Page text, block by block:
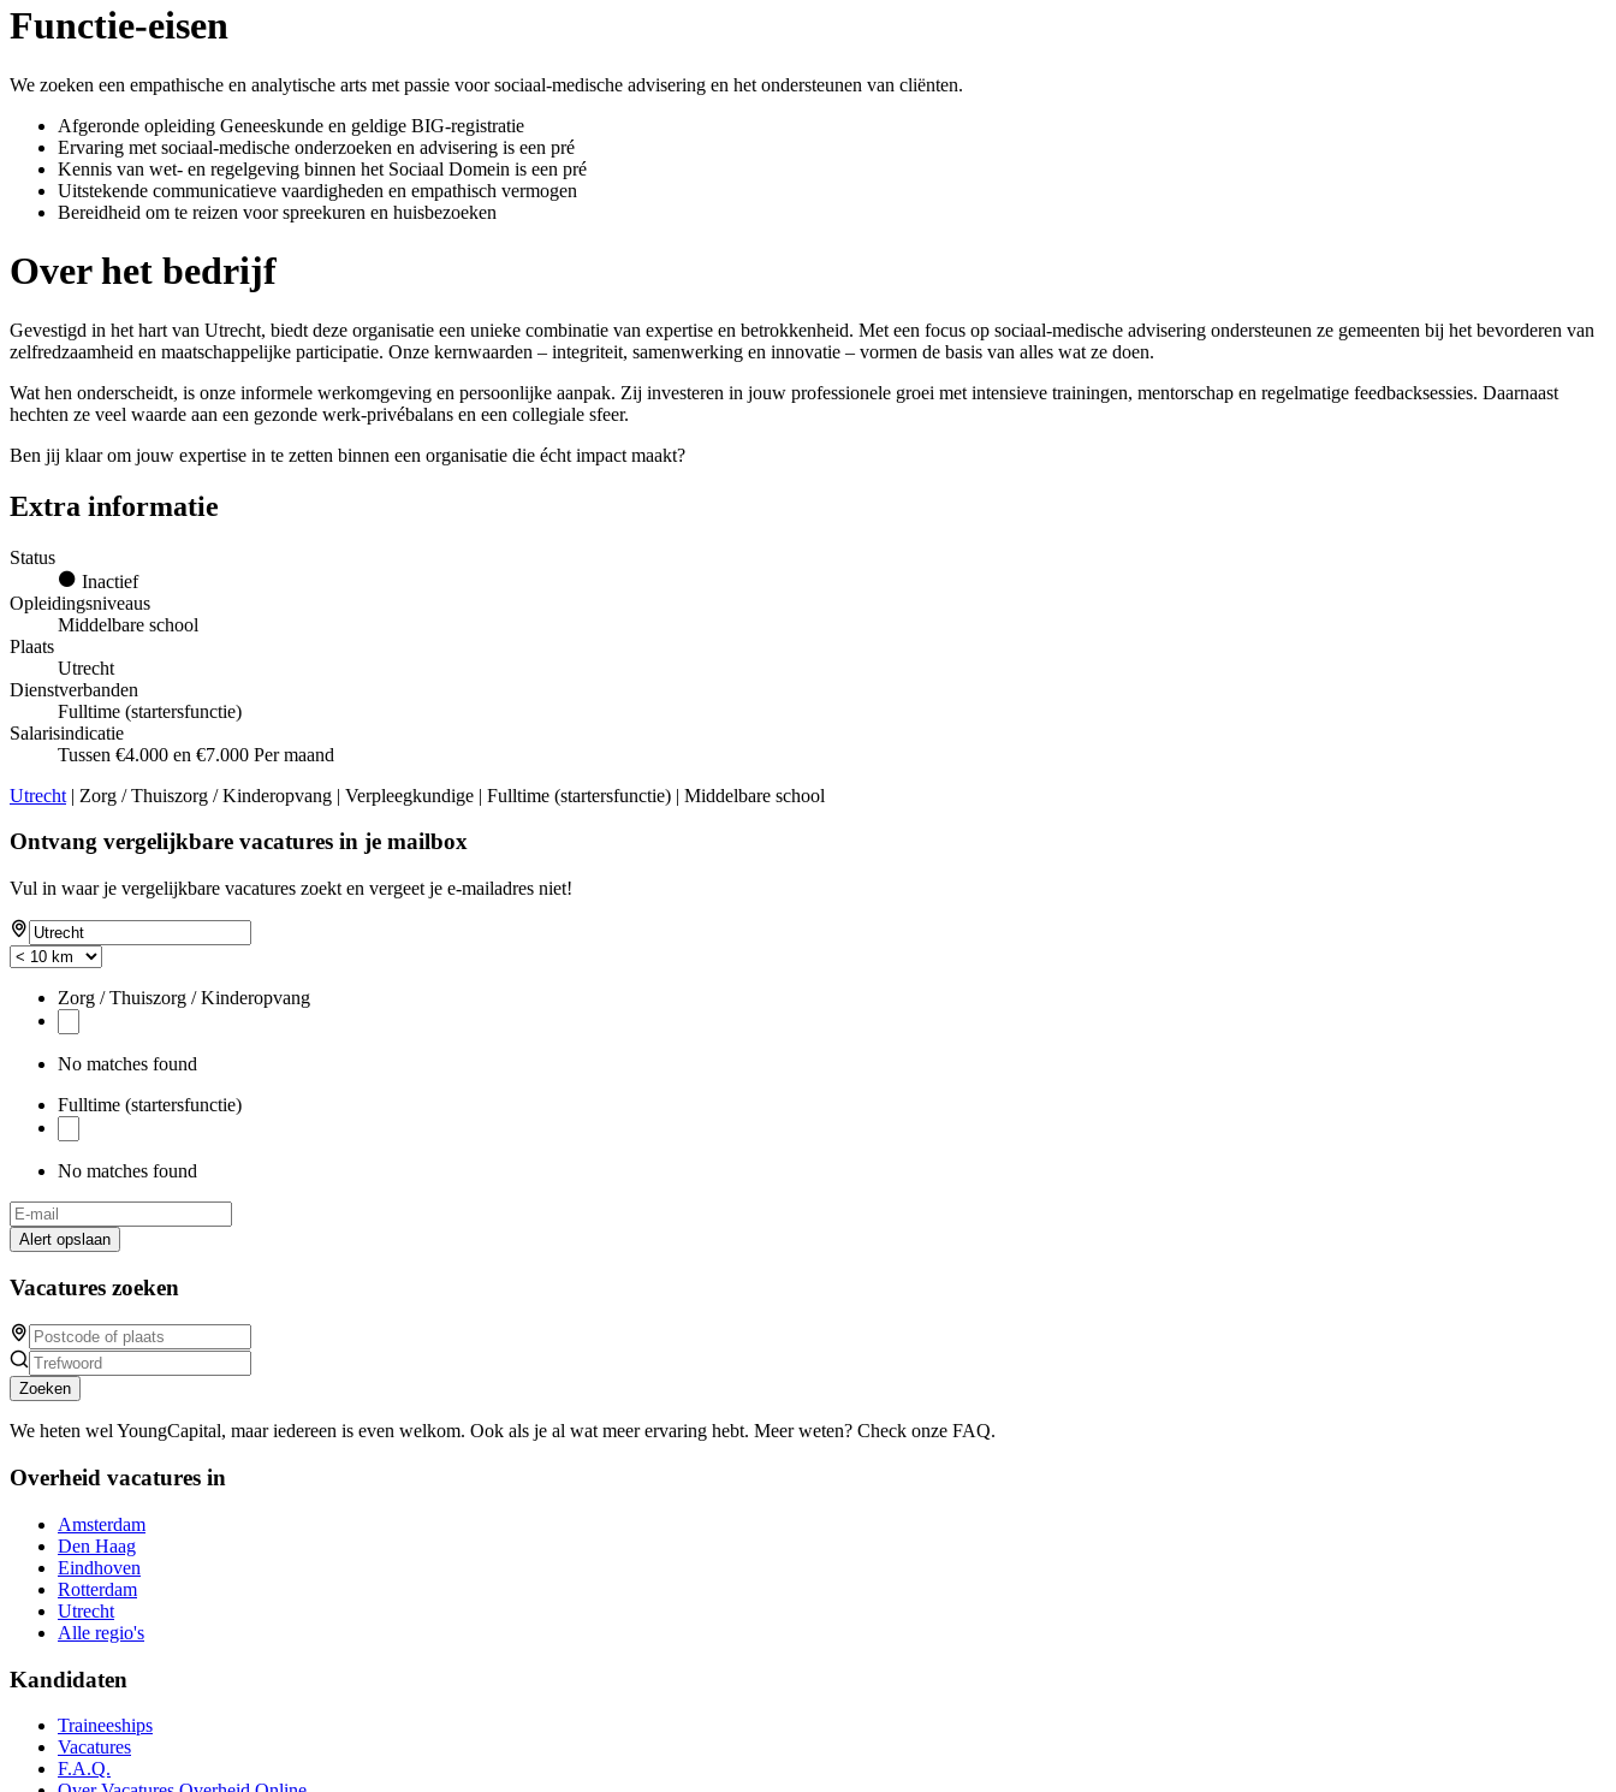
Functie-eisen
We zoeken een empathische en analytische arts met passie voor sociaal-medische advisering en het ondersteunen van cliënten.
Afgeronde opleiding Geneeskunde en geldige BIG-registratie
Ervaring met sociaal-medische onderzoeken en advisering is een pré
Kennis van wet- en regelgeving binnen het Sociaal Domein is een pré
Uitstekende communicatieve vaardigheden en empathisch vermogen
Bereidheid om te reizen voor spreekuren en huisbezoeken
Over het bedrijf
Gevestigd in het hart van Utrecht, biedt deze organisatie een unieke combinatie van expertise en betrokkenheid. Met een focus op sociaal-medische advisering ondersteunen ze gemeenten bij het bevorderen van
zelfredzaamheid en maatschappelijke participatie. Onze kernwaarden – integriteit, samenwerking en innovatie – vormen de basis van alles wat ze doen.
Wat hen onderscheidt, is onze informele werkomgeving en persoonlijke aanpak. Zij investeren in jouw professionele groei met intensieve trainingen, mentorschap en regelmatige feedbacksessies. Daarnaast
hechten ze veel waarde aan een gezonde werk-privébalans en een collegiale sfeer.
Ben jij klaar om jouw expertise in te zetten binnen een organisatie die écht impact maakt?
Extra informatie
Status
Inactief
Opleidingsniveaus
Middelbare school
Plaats
Utrecht
Dienstverbanden
Fulltime (startersfunctie)
Salarisindicatie
Tussen €4.000 en €7.000 Per maand
Utrecht | Zorg / Thuiszorg / Kinderopvang | Verpleegkundige | Fulltime (startersfunctie) | Middelbare school
Ontvang vergelijkbare vacatures in je mailbox
Vul in waar je vergelijkbare vacatures zoekt en vergeet je e-mailadres niet!
Zorg / Thuiszorg / Kinderopvang
No matches found
Fulltime (startersfunctie)
No matches found
Alert opslaan
Vacatures zoeken
Zoeken
We heten wel YoungCapital, maar iedereen is even welkom. Ook als je al wat meer ervaring hebt. Meer weten? Check onze FAQ.
Overheid vacatures in
Amsterdam
Den Haag
Eindhoven
Rotterdam
Utrecht
Alle regio's
Kandidaten
Traineeships
Vacatures
F.A.Q.